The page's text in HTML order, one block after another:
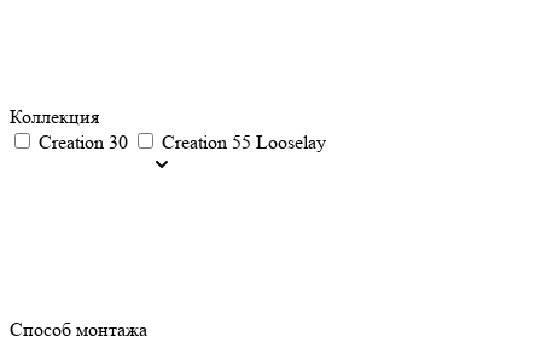
Коллекция
Creation 30
Creation 55 Looselay
Способ монтажа